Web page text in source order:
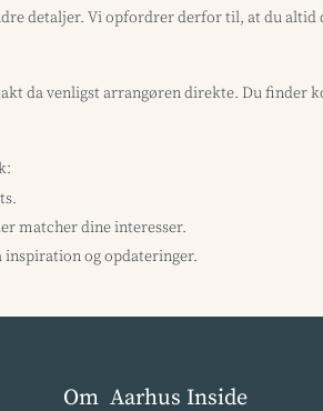
detaljer. Vi opfordrer derfor til, at du
da venligst arrangøren direkte. Du finder
matcher dine interesser.
inspiration og opdateringer.
Om Aarhus Inside